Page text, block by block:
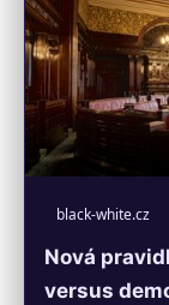
black-white.cz
Nová
versus